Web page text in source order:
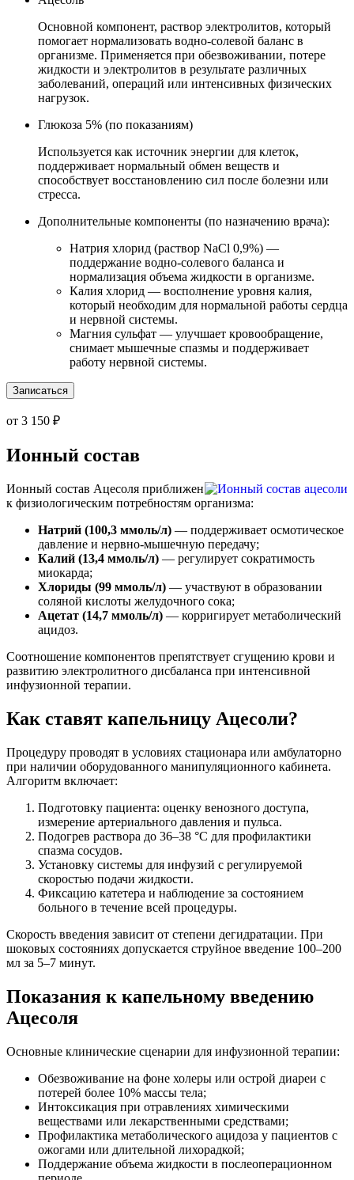
Основной компонент, раствор электролитов, который
помогает нормализовать водно-солевой баланс в
организме. Применяется при обезвоживании, потере
жидкости и электролитов в результате различных
заболеваний, операций или интенсивных физических
нагрузок.
Глюкоза 5% (по показаниям)
Используется как источник энергии для клеток,
поддерживает нормальный обмен веществ и
способствует восстановлению сил после болезни или
стресса.
Дополнительные компоненты (по назначению врача):
Натрия хлорид (раствор NaCl 0,9%) —
поддержание водно-солевого баланса и
нормализация объема жидкости в организме.
Калия хлорид — восполнение уровня калия,
который необходим для нормальной работы сердца
и нервной системы.
Магния сульфат — улучшает кровообращение,
снимает мышечные спазмы и поддерживает
работу нервной системы.
Записаться
от 3 150 ₽
Ионный состав
Ионный состав Ацесоля приближен
к физиологическим потребностям организма:
Натрий (100,3 ммоль/л) — поддерживает осмотическое
давление и нервно-мышечную передачу;
Калий (13,4 ммоль/л) — регулирует сократимость
миокарда;
Хлориды (99 ммоль/л) — участвуют в образовании
соляной кислоты желудочного сока;
Ацетат (14,7 ммоль/л) — корригирует метаболический
ацидоз.
Соотношение компонентов препятствует сгущению крови и
развитию электролитного дисбаланса при интенсивной
инфузионной терапии.
Как ставят капельницу Ацесоли?
Процедуру проводят в условиях стационара или амбулаторно
при наличии оборудованного манипуляционного кабинета.
Алгоритм включает:
Подготовку пациента: оценку венозного доступа,
измерение артериального давления и пульса.
Подогрев раствора до 36–38 °C для профилактики
спазма сосудов.
Установку системы для инфузий с регулируемой
скоростью подачи жидкости.
Фиксацию катетера и наблюдение за состоянием
больного в течение всей процедуры.
Скорость введения зависит от степени дегидратации. При
шоковых состояниях допускается струйное введение 100–200
мл за 5–7 минут.
Показания к капельному введению
Ацесоля
Основные клинические сценарии для инфузионной терапии:
Обезвоживание на фоне холеры или острой диареи с
потерей более 10% массы тела;
Интоксикация при отравлениях химическими
веществами или лекарственными средствами;
Профилактика метаболического ацидоза у пациентов с
ожогами или длительной лихорадкой;
Поддержание объема жидкости в послеоперационном